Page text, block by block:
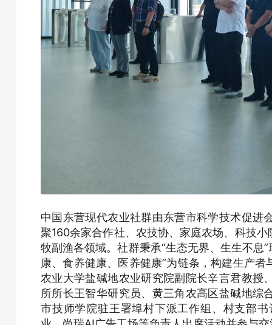
中国东营现代农业社群由东营市科学技术促进
聚160余家合作社、农技协、家庭农场、科技
牧副渔各领域。社群秉承“生态无界、生生不息
康、食养健康、医养健康”为链条，构建生产
农业大学盐碱地农业研究院副院长辛言君教授
所所长王智华研究员、黄三角农高区盐碱地综
市技师学院驻王署埠村下派工作组、村支部